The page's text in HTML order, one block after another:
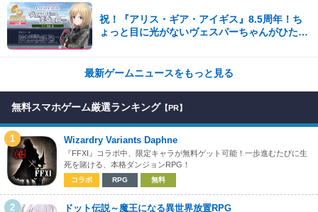
祝！『アリス・ギア・アイギス』8.5周年！ち
ょっと目に光がないヴェスパーちゃんがひたす
最新ゲームニュースをもっと見る
無料スマホゲーム厳選ランキング 【PR】
1 Wizardry Variants Daphne
『FFXI』コラボ中、限定キャラが無料ゲット可能！一歩進むたびに生
死を賭ける、本格ダンジョンRPG！
コラボ RPG 無料
2 ドット伝説～魔王になる異世界放置RPG